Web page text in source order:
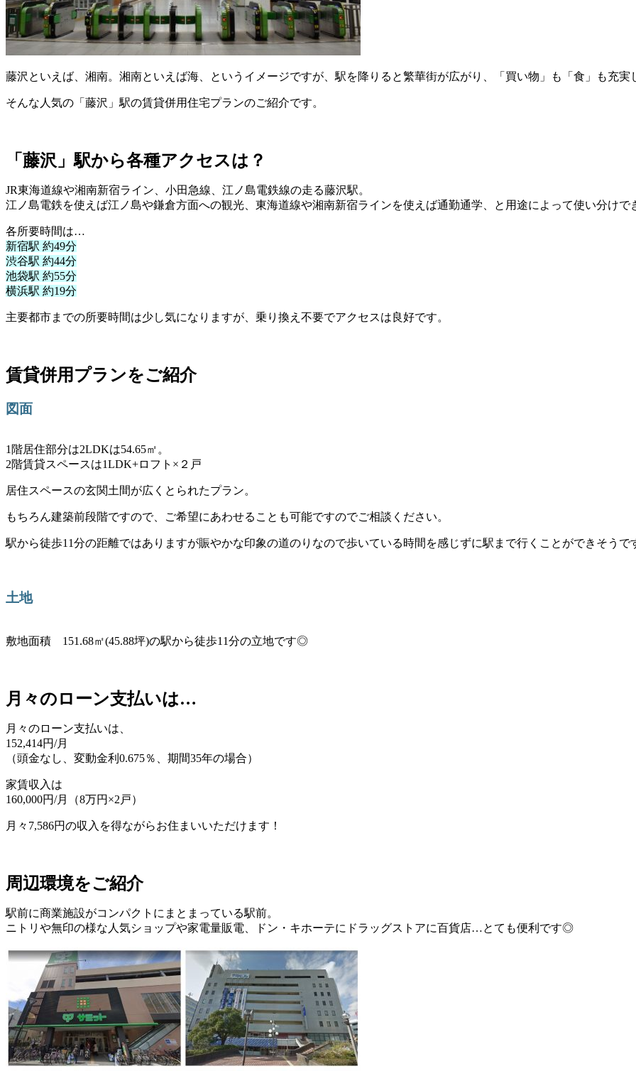
藤沢といえば、湘南。湘南といえば海、というイメージですが、駅を降りると繁華街が広がり、「買い物」も「食」も充実
そんな人気の「藤沢」駅の賃貸併用住宅プランのご紹介です。
「藤沢」駅から各種アクセスは？
JR東海道線や湘南新宿ライン、小田急線、江ノ島電鉄線の走る藤沢駅。
江ノ島電鉄を使えば江ノ島や鎌倉方面への観光、東海道線や湘南新宿ラインを使えば通勤通学、と用途によって使い分け
各所要時間は…
新宿駅 約49分
渋谷駅 約44分
池袋駅 約55分
横浜駅 約19分
主要都市までの所要時間は少し気になりますが、乗り換え不要でアクセスは良好です。
賃貸併用プランをご紹介
図面
1階居住部分は2LDKは54.65㎡。
2階賃貸スペースは1LDK+ロフト×２戸
居住スペースの玄関土間が広くとられたプラン。
もちろん建築前段階ですので、ご希望にあわせることも可能ですのでご相談ください。
駅から徒歩11分の距離ではありますが賑やかな印象の道のりなので歩いている時間を感じずに駅まで行くことができそうで
土地
敷地面積 151.68㎡(45.88坪)の駅から徒歩11分の立地です◎
月々のローン支払いは…
月々のローン支払いは、
152,414円/月
（頭金なし、変動金利0.675％、期間35年の場合）
家賃収入は
160,000円/月（8万円×2戸）
月々7,586円の収入を得ながらお住まいいただけます！
周辺環境をご紹介
駅前に商業施設がコンパクトにまとまっている駅前。
ニトリや無印の様な人気ショップや家電量販電、ドン・キホーテにドラッグストアに百貨店…とても便利です◎